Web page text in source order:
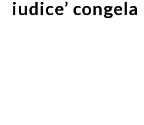
iudice’